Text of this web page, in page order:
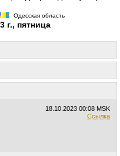
Одесская область
г., пятница
18.10.2023 00:08 MSK
Ссылка